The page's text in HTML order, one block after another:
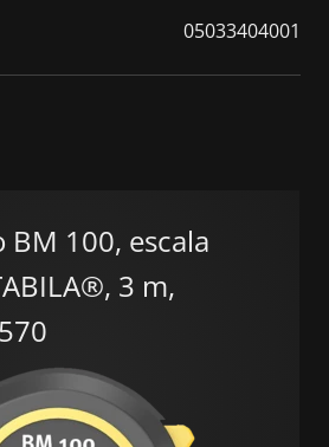
05033404001
BM 100, escala
3 m,